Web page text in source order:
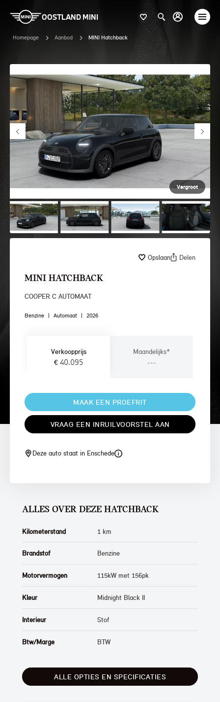
OOSTLAND MINI
Homepage Aanbod MINI Hatchback
Vergroot
Opslaan Delen
MINI HATCHBACK
COOPER C AUTOMAAT
Benzine | Automaat | 2026
Verkoopprijs
€ 40.095
Maandelijks*
---
MAAK EEN PROEFRIT
VRAAG EEN INRUILVOORSTEL AAN
Deze auto staat in Enschede
ALLES OVER DEZE HATCHBACK
Kilometerstand 1 km
Brandstof Benzine
Motorvermogen 115kW met 156pk
Kleur Midnight Black II
Interieur Stof
Btw/Marge BTW
ALLE OPTIES EN SPECIFICATIES